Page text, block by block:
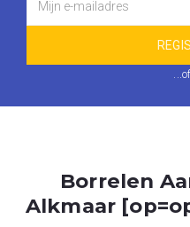
Borrelen
Alkmaar